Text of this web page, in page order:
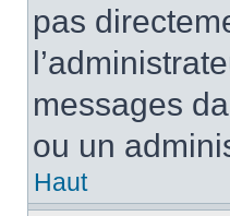
pas
messages
ou un
Haut